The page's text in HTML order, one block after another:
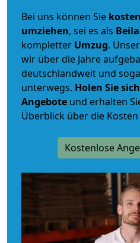
Bei uns können Sie
umziehen, sei es als
kompletter Umzug.
wir über die Jahre
deutschlandweit und
unterwegs. Holen Sie
Angebote und erhalten
Überblick über die
Kostenlose